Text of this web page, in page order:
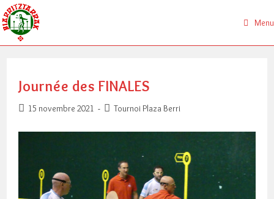
Skip
to
content
Menu
Journée des FINALES
Publication
15 novembre 2021
PostTournoi Plaza Berri